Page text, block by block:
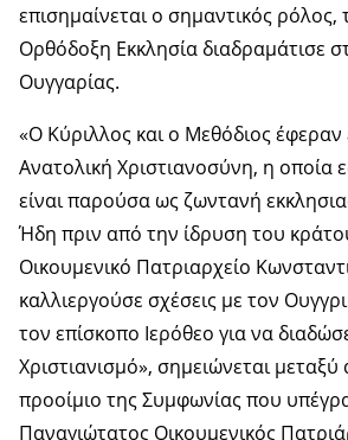
επισημαίνεται ο σημαντικός ρόλος,
Ορθόδοξη Εκκλησία διαδραμάτισε
Ουγγαρίας.
«Ο Κύριλλος και ο Μεθόδιος
Ανατολική Χριστιανοσύνη, η οποία
είναι παρούσα ως ζωντανή
Ήδη πριν από την ίδρυση του
Οικουμενικό Πατριαρχείο
καλλιεργούσε σχέσεις με τον
τον επίσκοπο Ιερόθεο για να
Χριστιανισμό», σημειώνεται
προοίμιο της Συμφωνίας που
Παναγιώτατος Οικουμενικός